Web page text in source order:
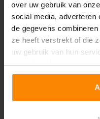
over uw gebruik van
social media, adverteren
de gegevens
ze heeft verstrekt of die
uw gebruik van hun
accepteren!